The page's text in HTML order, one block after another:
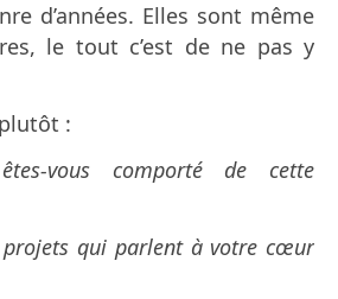
d’années. Elles sont même
le tout c’est de ne pas y
:
vous comporté de cette
projets qui parlent à votre cœur